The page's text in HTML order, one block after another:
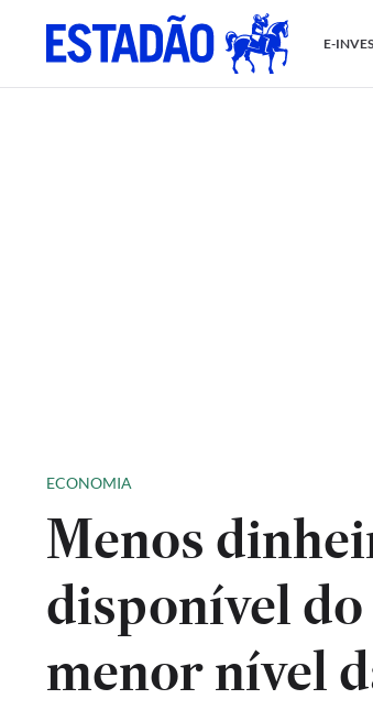
E-
ECONOMIA
Menos
disponível
menor nível